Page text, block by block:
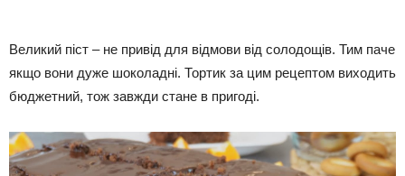
Великий піст – не привід для відмови від солодощів. Тим паче
якщо вони дуже шоколадні. Тортик за цим рецептом виходить
бюджетний, тож завжди стане в пригоді.